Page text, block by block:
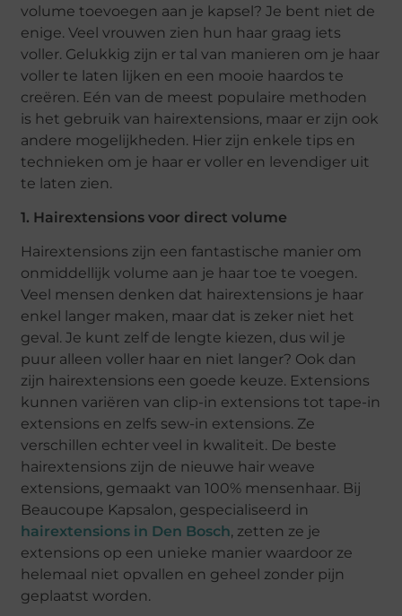
volume toevoegen aan je kapsel? Je bent niet de
enige. Veel vrouwen zien hun haar graag iets
voller. Gelukkig zijn er tal van manieren om je haar
voller te laten lijken en een mooie haardos te
creëren. Eén van de meest populaire methoden
is het gebruik van hairextensions, maar er zijn ook
andere mogelijkheden. Hier zijn enkele tips en
technieken om je haar er voller en levendiger uit
te laten zien.
1. Hairextensions voor direct volume
Hairextensions zijn een fantastische manier om
onmiddellijk volume aan je haar toe te voegen.
Veel mensen denken dat hairextensions je haar
enkel langer maken, maar dat is zeker niet het
geval. Je kunt zelf de lengte kiezen, dus wil je
puur alleen voller haar en niet langer? Ook dan
zijn hairextensions een goede keuze. Extensions
kunnen variëren van clip-in extensions tot tape-in
extensions en zelfs sew-in extensions. Ze
verschillen echter veel in kwaliteit. De beste
hairextensions zijn de nieuwe hair weave
extensions, gemaakt van 100% mensenhaar. Bij
Beaucoupe Kapsalon, gespecialiseerd in
hairextensions in Den Bosch, zetten ze je
extensions op een unieke manier waardoor ze
helemaal niet opvallen en geheel zonder pijn
geplaatst worden.